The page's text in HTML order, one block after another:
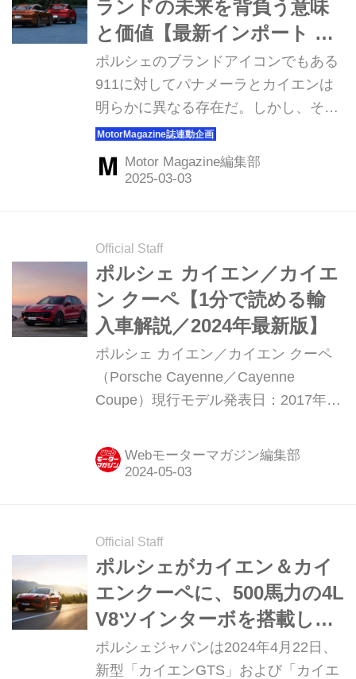
ランドの未来を背負う意味
と価値【最新インポート 深
堀りテスト：ポルシェ パナ
メーラ＆カイエン】
ポルシェのブランドアイコンでもある
911に対してパナメーラとカイエンは
明らかに異なる存在だ。しかし、その
根底にはポルシェの哲学と血統が確か
に受け継がれている。もちろんそれは
今回テストドライブした2台の最新モ
MotorMagazine 2025年1月号より）
Motor Magazine編集部
Official Staff
ポルシェ カイエン／カイエ
ン クーペ【1分で読める輸
入車解説／2024年最新版】
ポルシェ カイエン／カイエン クーペ
（Porsche Cayenne／Cayenne
Coupe）現行モデル発表日：2017年10
22日）車両価格：1198万円〜2790万
円
Webモーターマガジン編集部
Official Staff
ポルシェがカイエン＆カイ
エンクーペに、500馬力の4L
V8ツインターボを搭載した
「GTS」を追加設定
ポルシェジャパンは2024年4月22日、
新型「カイエンGTS」および「カイエ